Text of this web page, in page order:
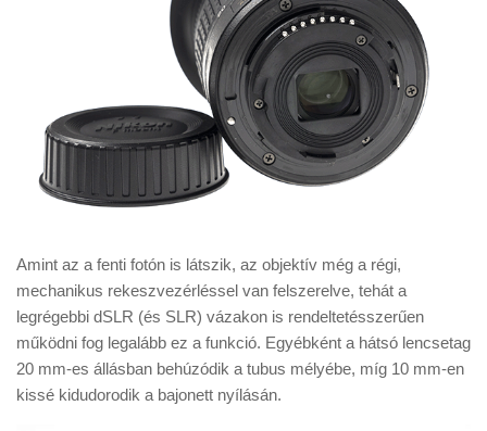
Amint az a fenti fotón is látszik, az objektív még a régi,
mechanikus rekeszvezérléssel van felszerelve, tehát a
legrégebbi dSLR (és SLR) vázakon is rendeltetésszerűen
működni fog legalább ez a funkció. Egyébként a hátsó lencsetag
20 mm-es állásban behúzódik a tubus mélyébe, míg 10 mm-en
kissé kidudorodik a bajonett nyílásán.